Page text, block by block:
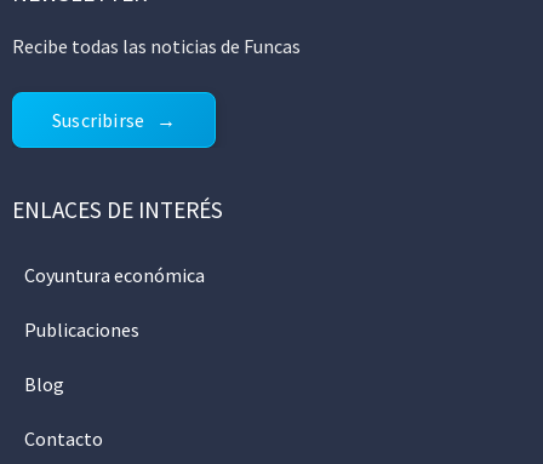
Recibe todas las noticias de Funcas
Suscribirse
ENLACES DE INTERÉS
Coyuntura económica
Publicaciones
Blog
Contacto